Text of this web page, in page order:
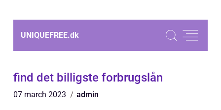
UNIQUEFREE.dk
find det billigste forbrugslån
07 march 2023 admin